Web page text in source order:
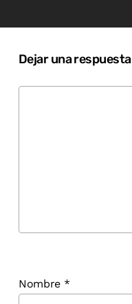
Dejar una respuesta
Nombre *